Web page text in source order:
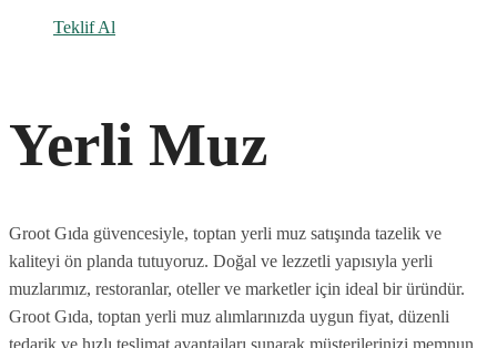
Teklif Al
Yerli Muz
Groot Gıda güvencesiyle, toptan yerli muz satışında tazelik ve
kaliteyi ön planda tutuyoruz. Doğal ve lezzetli yapısıyla yerli
muzlarımız, restoranlar, oteller ve marketler için ideal bir üründür.
Groot Gıda, toptan yerli muz alımlarınızda uygun fiyat, düzenli
tedarik ve hızlı teslimat avantajları sunarak müşterilerinizi memnun